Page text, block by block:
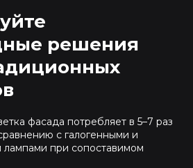
решения
фасада потребляет в 5–7 раз
с галогенными и
лампами при сопоставимом